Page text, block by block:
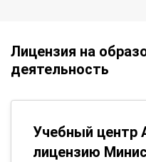
Лицензия на
деятельность
Учебный центр
лицензию